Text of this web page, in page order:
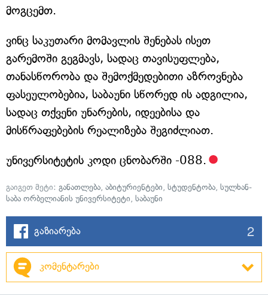
მოგცემთ.
ვინც საკუთარი მომავლის შენებას ისეთ
გარემოში გეგმავს, სადაც თავისუფლება,
თანასწორობა და შემოქმედებითი აზროვნება
ფასეულობებია, საბაუნი სწორედ ის ადგილია,
სადაც თქვენი უნარების, იდეებისა და
მისწრაფებების რეალიზება შეგიძლიათ.
უნივერსიტეტის კოდი ცნობარში -088.
გაიგეთ მეტი: განათლება, აბიტურიენტები, სტუდენტობა, სულხან-
საბა ორბელიანის უნივერსიტეტი, საბაუნი
გაზიარება 2
კომენტარები